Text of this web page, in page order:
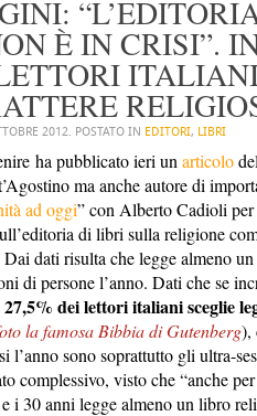
È IN CRISI”.
2012. POSTATO IN EDITORI, LIBRI
ha pubblicato ieri un articolo
ma anche autore di
ad oggi” con Alberto Cadioli
di libri sulla religione
dati risulta che legge almeno
di persone l’anno. Dati che se
dei lettori italiani sceglie
la famosa Bibbia di Gutenberg),
l’anno sono soprattutto gli ultra-
complessivo, visto che “anche
i 30 anni legge almeno un libro